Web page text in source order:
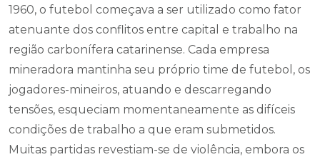
1960, o futebol começava a ser utilizado como fator
atenuante dos conflitos entre capital e trabalho na
região carbonífera catarinense. Cada empresa
mineradora mantinha seu próprio time de futebol, os
jogadores-mineiros, atuando e descarregando
tensões, esqueciam momentaneamente as difíceis
condições de trabalho a que eram submetidos.
Muitas partidas revestiam-se de violência, embora os